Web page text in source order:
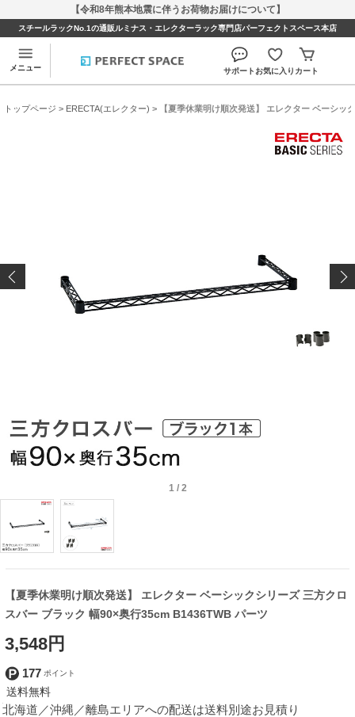
【令和8年熊本地震に伴うお荷物お届けについて】
スチールラックNo.1の通販ルミナス・エレクターラック専門店パーフェクトスペース本店
メニュー サポートお気に入り カート
トップページ > ERECTA(エレクター) > 【夏季休業明け順次発送】 エレクター ベーシッ
1/ 2
【夏季休業明け順次発送】 エレクター ベーシックシリーズ 三方クロ
スバー ブラック 幅90×奥行35cm B1436TWB パーツ
3,548円
177
北海道／沖縄／離島エリアへの配送は送料別途お見積り